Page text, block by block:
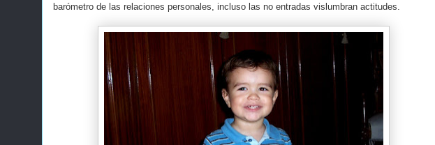
barómetro de las relaciones personales, incluso las no entradas vislumbran actitudes.